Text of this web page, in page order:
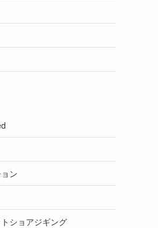
ン
ショアジギング